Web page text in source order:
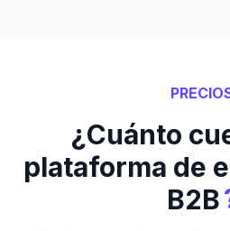
¿Cuánto
plataforma de
B2B